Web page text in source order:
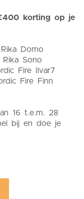
korting op je
Domo
Sono
Fire Ilvar7
Fire Finn
16 t.e.m. 28
bij en doe je